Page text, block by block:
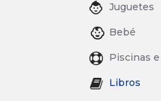
Juguetes
Bebé
Piscinas
Libros